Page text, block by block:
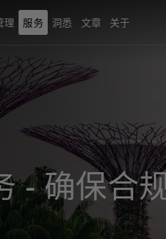
理 服务 洞悉 文章 关于
- 确保合